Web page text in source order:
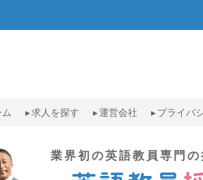
求人を探す 運営会社 プライバ
業界初の英語教員専門の